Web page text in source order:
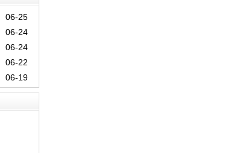
06-25
06-24
06-24
06-22
06-19